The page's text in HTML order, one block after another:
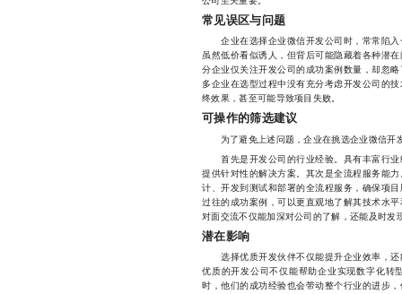
常见误区与问题
企业在选择企业微信开发公司时，常常陷入
虽然低价看似诱人，但背后可能隐藏着各种潜
分企业仅关注开发公司的成功案例数量，却忽
多企业在选型过程中没有充分考虑开发公司的
终效果，甚至可能导致项目失败。
可操作的筛选建议
为了避免上述问题，企业在挑选企业微信开
首先是开发公司的行业经验。具有丰富行业
提供针对性的解决方案。其次是全流程服务能
计、开发到测试和部署的全流程服务，确保项
过往的成功案例，可以更直观地了解其技术水
对面交流不仅能加深对公司的了解，还能及时发
潜在影响
选择优质开发伙伴不仅能提升企业效率，还
优质的开发公司不仅能帮助企业实现数字化转
时，他们的成功经验也会带动整个行业的进步